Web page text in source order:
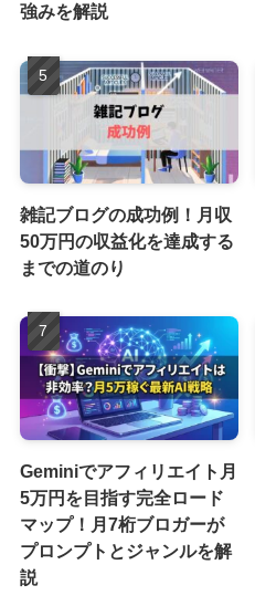
強みを解説
雑記ブログの成功例！月収
50万円の収益化を達成する
までの道のり
Geminiでアフィリエイト月
5万円を目指す完全ロード
マップ！月7桁ブロガーが
プロンプトとジャンルを解
説